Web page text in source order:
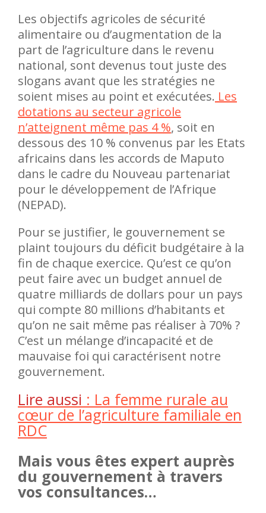
Les objectifs agricoles de sécurité
alimentaire ou d’augmentation de la
part de l’agriculture dans le revenu
national, sont devenus tout juste des
slogans avant que les stratégies ne
soient mises au point et exécutées. Les
dotations au secteur agricole
n’atteignent même pas 4 %, soit en
dessous des 10 % convenus par les Etats
africains dans les accords de Maputo
dans le cadre du Nouveau partenariat
pour le développement de l’Afrique
(NEPAD).
Pour se justifier, le gouvernement se
plaint toujours du déficit budgétaire à la
fin de chaque exercice. Qu’est ce qu’on
peut faire avec un budget annuel de
quatre milliards de dollars pour un pays
qui compte 80 millions d’habitants et
qu’on ne sait même pas réaliser à 70% ?
C’est un mélange d’incapacité et de
mauvaise foi qui caractérisent notre
gouvernement.
Lire aussi : La femme rurale au
cœur de l’agriculture familiale en
RDC
Mais vous êtes expert auprès
du gouvernement à travers
vos consultances…